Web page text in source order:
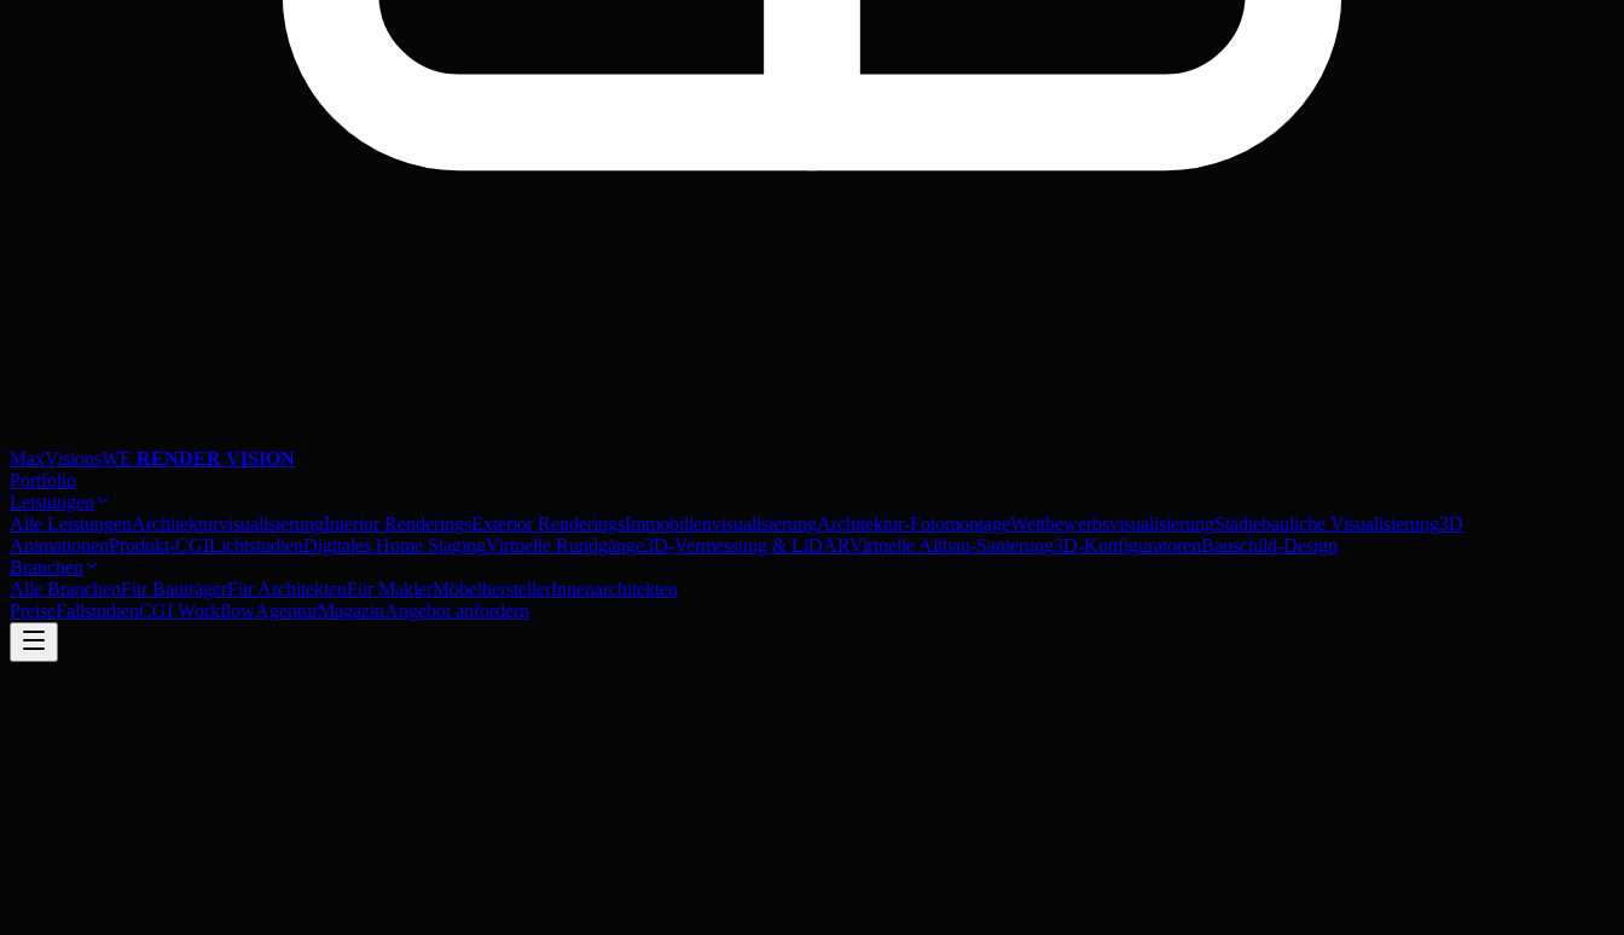
MaxVisionsWE RENDER VISION
Portfolio
Leistungen
Alle LeistungenArchitekturvisualisierungInterior RenderingsExterior RenderingsImmobilienvisualisierungArchitektur-FotomontageWettbewerbsvisualisierungStädtebauliche Visualisierung3D
AnimationenProdukt-CGILichtstudienDigitales Home StagingVirtuelle Rundgänge3D-Vermessung & LiDARVirtuelle Altbau-Sanierung3D-KonfiguratorenBauschild-Design
Branchen
Alle BranchenFür BauträgerFür ArchitektenFür MaklerMöbelherstellerInnenarchitekten
PreiseFallstudienCGI WorkflowAgenturMagazinAngebot anfordern